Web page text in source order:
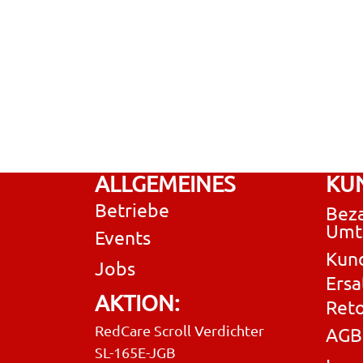
ALLGEMEINES
Betriebe
Events
Jobs
AKTION:
RedCare Scroll Verdichter
SL-165E-JGB
AGB